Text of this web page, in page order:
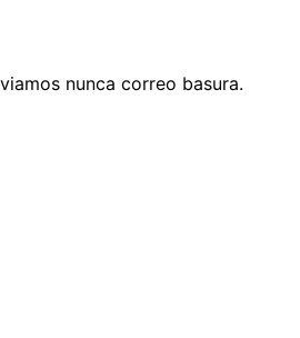
nunca correo basura.